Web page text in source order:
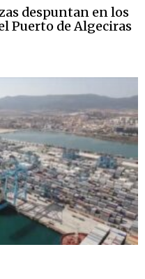
despuntan en los
Puerto de Algeciras